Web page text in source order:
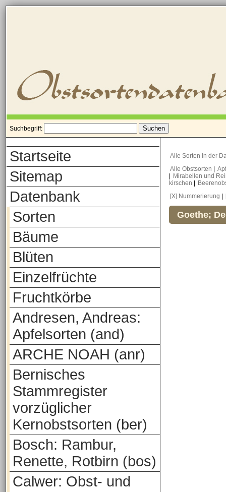
Suchbegriff:
Startseite
Sitemap
Datenbank
Sorten
Bäume
Blüten
Einzelfrüchte
Fruchtkörbe
Andresen, Andreas:
Apfelsorten (and)
ARCHE NOAH (anr)
Bernisches
Stammregister
vorzüglicher
Kernobstsorten (ber)
Bosch: Rambur,
Renette, Rotbirn (bos)
Calwer: Obst- und
Alle Sorten in der
Alle Obstsorten
Mirabellen und
kirschen
[X] Nummerierung
Goethe;